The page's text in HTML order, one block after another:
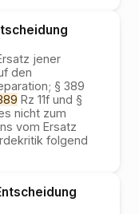
jener
den
§ 389
Rz 11f und §
nicht zum
vom Ersatz
folgend